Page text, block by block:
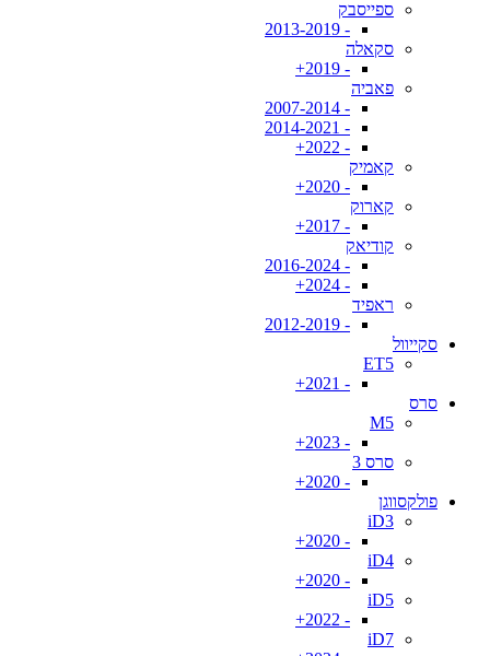
ספייסבק
- 2013-2019
סקאלה
- 2019+
פאביה
- 2007-2014
- 2014-2021
- 2022+
קאמיק
- 2020+
קארוק
- 2017+
קודיאק
- 2016-2024
- 2024+
ראפיד
- 2012-2019
סקייוול
ET5
- 2021+
סרס
M5
- 2023+
סרס 3
- 2020+
פולקסווגן
iD3
- 2020+
iD4
- 2020+
iD5
- 2022+
iD7